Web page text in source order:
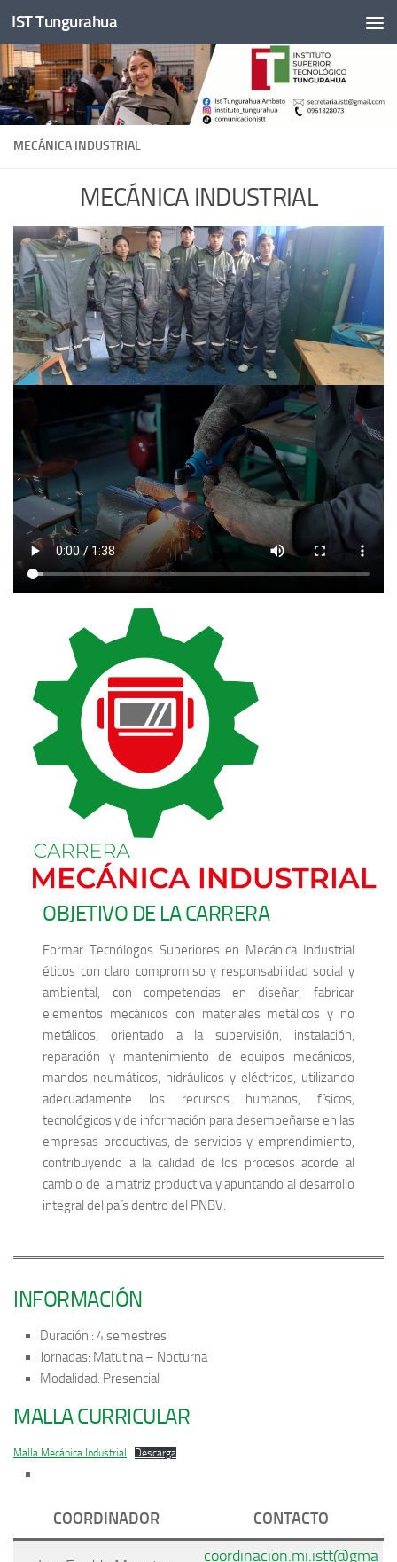
Skip to content
IST Tungurahua
MECÁNICA INDUSTRIAL
MECÁNICA INDUSTRIAL
OBJETIVO DE LA CARRERA
Formar Tecnólogos Superiores en Mecánica Industrial
éticos con claro compromiso y responsabilidad social y
ambiental, con competencias en diseñar, fabricar
elementos mecánicos con materiales metálicos y no
metálicos, orientado a la supervisión, instalación,
reparación y mantenimiento de equipos mecánicos,
mandos neumáticos, hidráulicos y eléctricos, utilizando
adecuadamente los recursos humanos, físicos,
tecnológicos y de información para desempeñarse en las
empresas productivas, de servicios y emprendimiento,
contribuyendo a la calidad de los procesos acorde al
cambio de la matriz productiva y apuntando al desarrollo
integral del país dentro del PNBV.
INFORMACIÓN
Duración : 4 semestres
Jornadas: Matutina – Nocturna
Modalidad: Presencial
MALLA CURRICULAR
Malla Mecánica Industrial Descarga
COORDINADOR CONTACTO
coordinacion.mi.istt@gma